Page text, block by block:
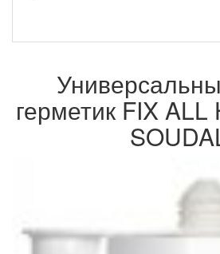
герметик FIX ALL